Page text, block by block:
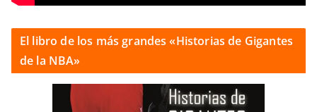
El libro de los más grandes «Historias de Gigantes
de la NBA»